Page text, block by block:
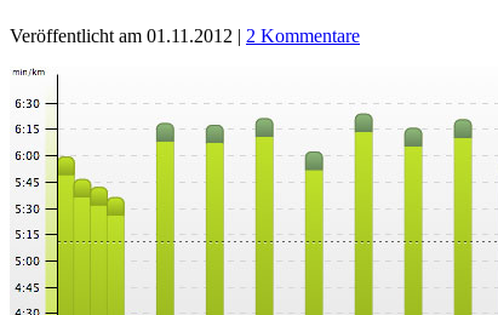
Veröffentlicht am 01.11.2012 | 2 Kommentare